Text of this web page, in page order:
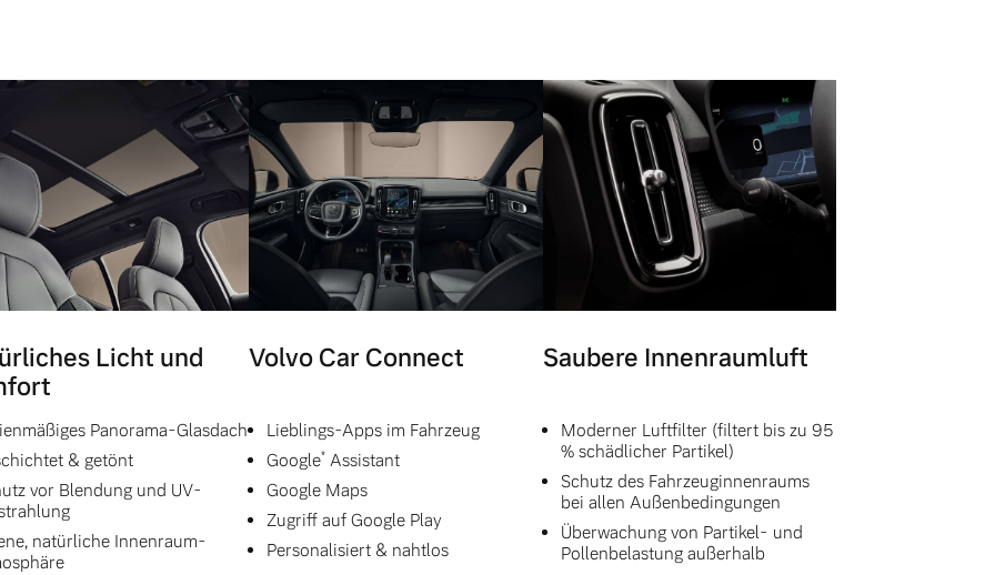
Licht und
Panorama-Glasdach
& getönt
vor Blendung und UV-
natürliche Innenraum-
Volvo Car Connect
Lieblings-Apps im Fahrzeug
Google* Assistant
Google Maps
Zugriff auf Google Play
Personalisiert & nahtlos
Saubere Innenraumluft
Moderner Luftfilter (filtert bis zu 95
% schädlicher Partikel)
Schutz des Fahrzeuginnenraums
bei allen Außenbedingungen
Überwachung von Partikel- und
Pollenbelastung außerhalb